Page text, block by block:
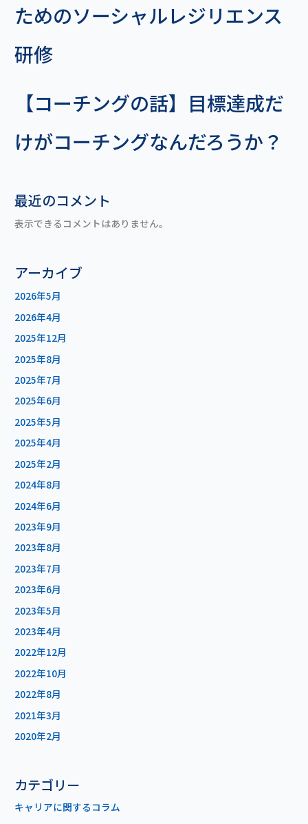
ためのソーシャルレジリエンス
研修
【コーチングの話】目標達成だ
けがコーチングなんだろうか？
最近のコメント
表示できるコメントはありません。
アーカイブ
2026年5月
2026年4月
2025年12月
2025年8月
2025年7月
2025年6月
2025年5月
2025年4月
2025年2月
2024年8月
2024年6月
2023年9月
2023年8月
2023年7月
2023年6月
2023年5月
2023年4月
2022年12月
2022年10月
2022年8月
2021年3月
2020年2月
カテゴリー
キャリアに関するコラム